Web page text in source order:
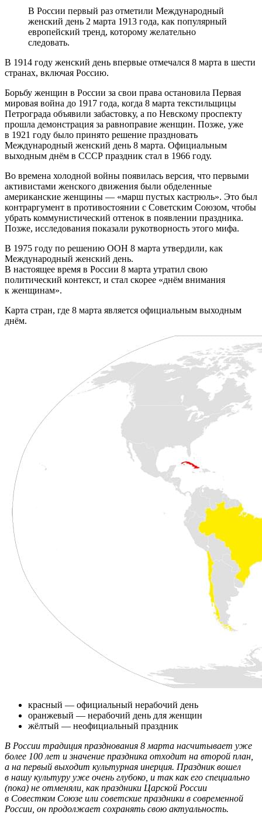
В России первый раз отметили Международный
женский день 2 марта 1913 года, как популярный
европейский тренд, которому желательно
следовать.
В 1914 году женский день впервые отмечался 8 марта в шести
странах, включая Россию.
Борьбу женщин в России за свои права остановила Первая
мировая война до 1917 года, когда 8 марта текстильщицы
Петрограда объявили забастовку, а по Невскому проспекту
прошла демонстрация за равноправие женщин. Позже, уже
в 1921 году было принято решение праздновать
Международный женский день 8 марта. Официальным
выходным днём в СССР праздник стал в 1966 году.
Во времена холодной войны появилась версия, что первыми
активистами женского движения были обделенные
американские женщины — «марш пустых кастрюль». Это был
контраргумент в противостоянии с Советским Союзом, чтобы
убрать коммунистический оттенок в появлении праздника.
Позже, исследования показали рукотворность этого мифа.
В 1975 году по решению ООН 8 марта утвердили, как
Международный женский день.
В настоящее время в России 8 марта утратил свою
политический контекст, и стал скорее «днём внимания
к женщинам».
Карта стран, где 8 марта является официальным выходным
днём.
красный — официальный нерабочий день
оранжевый — нерабочий день для женщин
жёлтый — неофициальный праздник
В России традиция празднования 8 марта насчитывает уже
более 100 лет и значение праздника отходит на второй план,
а на первый выходит культурная инерция. Праздник вошел
в нашу культуру уже очень глубоко, и так как его специально
(пока) не отменяли, как праздники Царской России
в Совестком Союзе или советские праздники в современной
России, он продолжает сохранять свою актуальность.